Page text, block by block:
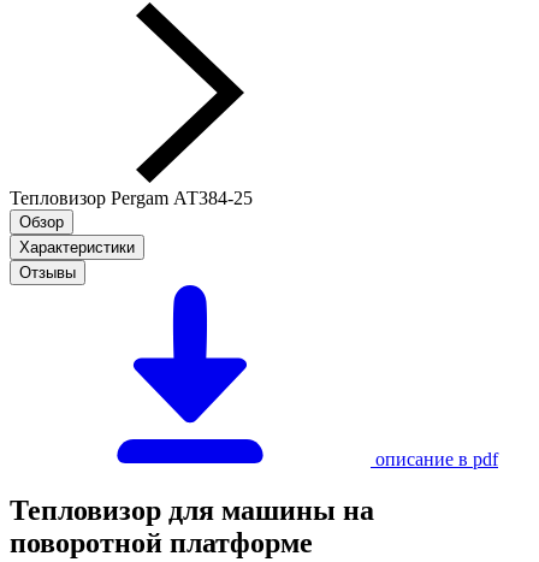
Тепловизор Pergam АТ384-25
Обзор
Характеристики
Отзывы
описание в pdf
Тепловизор для машины на
поворотной платформе